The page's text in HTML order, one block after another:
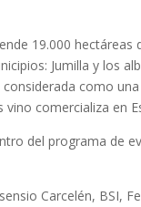
19.000
Jumilla y los
como
comercializa en
del programa de
Carcelén, BSI,